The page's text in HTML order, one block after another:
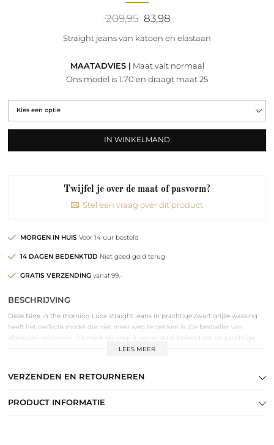
209,95 Oorspronkelijke
prijs
was:
83,98
is:
Straight jeans van katoen en elastaan
MAATADVIES | Maat valt normaal
Ons model is 1.70 en draagt maat 25
IN WINKELMAND
Twijfel je over de maat of pasvorm?
Stel een vraag over dit product
MORGEN IN HUIS Voor 14 uur besteld
14 DAGEN BEDENKTIJD Niet goed geld terug
GRATIS VERZENDINGvanaf 99,-
BESCHRIJVING
Deze Nine in the morning Luce straight jeans in prachtige zwart grijze wassing
heeft het perfecte model die niet meer weg te denken is. De bestseller van
afgelopen seizoenen. Dit merk bij Keep it secret staat bekend om de prachtige
pasvorm en mooie broeken. Deze 5-pocket jeans heeft een rechte fit, opstikt leren
met een mooie blouse of wollen trui en style af met een paar ballerina’s of
LEES MEER
VERZENDEN EN RETOURNEREN
PRODUCT INFORMATIE